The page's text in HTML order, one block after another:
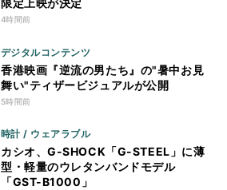
限定上映が決定
4時間前
デジタルコンテンツ
香港映画『逆流の男たち』の"暑中お見
舞い"ティザービジュアルが公開
5時間前
時計 / ウェアラブル
カシオ、G-SHOCK「G-STEEL」に薄
型・軽量のウレタンバンドモデル
「GST-B1000」